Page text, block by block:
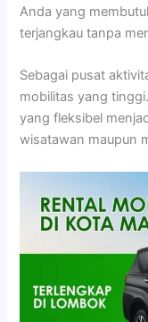
Anda yang
terjangkau tanpa
Sebagai pusat
mobilitas yang
yang fleksibel
wisatawan maupun